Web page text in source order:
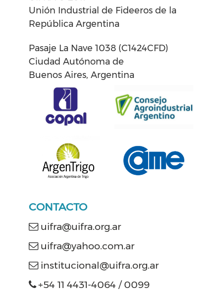
Unión Industrial de Fideeros de la
República Argentina
Pasaje La Nave 1038 (C1424CFD)
Ciudad Autónoma de
Buenos Aires, Argentina
CONTACTO
uifra@uifra.org.ar
uifra@yahoo.com.ar
institucional@uifra.org.ar
+54 11 4431-4064 / 0099